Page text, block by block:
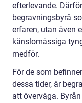
efterlevande.
begravningsbyrå
erfaren, utan även
känslomässiga
medför.
För de som
dessa tider, är
att överväga.